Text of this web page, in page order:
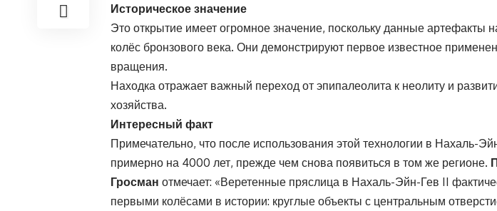
Историческое значение
Это открытие имеет огромное значение, поскольку данные артефакты
колёс бронзового века. Они демонстрируют первое известное
вращения.
Находка отражает важный переход от эпипалеолита к неолиту и
хозяйства.
Интересный факт
Примечательно, что после использования этой технологии в Нахаль-
примерно на 4000 лет, прежде чем снова появиться в том же регионе.
Гросман отмечает: «Веретенные пряслица в Нахаль-Эйн-Гев II
первыми колёсами в истории: круглые объекты с центральным